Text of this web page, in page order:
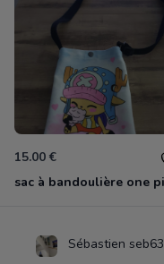
15.00 €
Sébastien seb63